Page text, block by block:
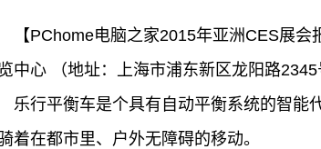
【PChome电脑之家2015年亚洲CES展
中心 （地址：上海市浦东新区龙阳路
乐行平衡车是个具有自动平衡系统的智能
着在都市里、户外无障碍的移动。